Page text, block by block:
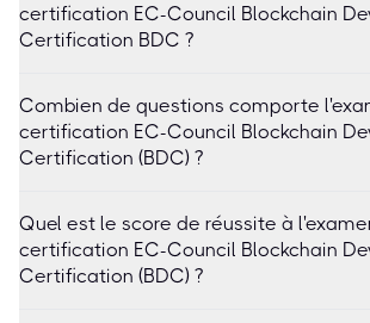
certification EC-Council Blockchain
Certification BDC ?
Combien de questions comporte
certification EC-Council Blockchain
Certification (BDC) ?
Quel est le score de réussite à
certification EC-Council Blockchain
Certification (BDC) ?